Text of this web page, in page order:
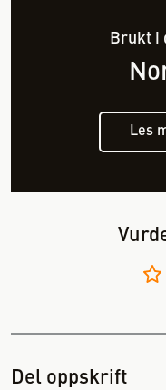
Brukt i
Les
Del oppskrift